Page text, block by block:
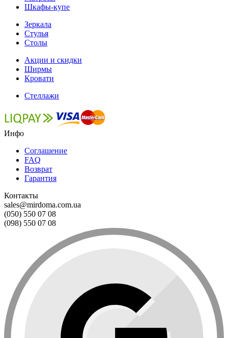
Шкафы-купе
Зеркала
Стулья
Столы
Акции и скидки
Ширмы
Кровати
Стеллажи
Инфо
Соглашение
FAQ
Возврат
Гарантия
Контакты
sales@mirdoma.com.ua
(050) 550 07 08
(098) 550 07 08